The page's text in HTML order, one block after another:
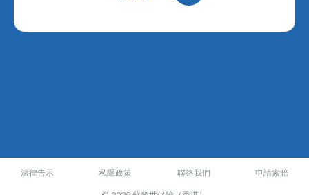
法律告示 私隱政策 聯絡我們 申請索賠